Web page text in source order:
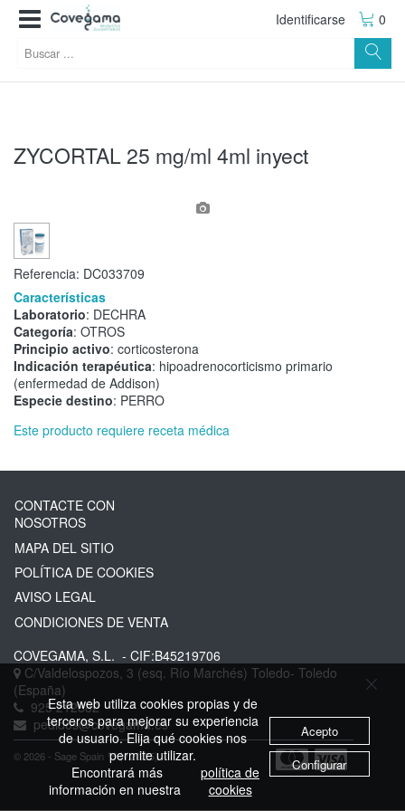
Identificarse 0
ZYCORTAL 25 mg/ml 4ml inyect
Referencia: DC033709
Características
Laboratorio: DECHRA
Categoría: OTROS
Principio activo: corticosterona
Indicación terapéutica: hipoadrenocorticismo primario
(enfermedad de Addison)
Especie destino: PERRO
Este producto requiere receta médica
CONTACTE CON
NOSOTROS
MAPA DEL SITIO
POLÍTICA DE COOKIES
AVISO LEGAL
CONDICIONES DE VENTA
COVEGAMA, S.L. - CIF:B45219706
C/Valdelospozos, 3 (esq. Río Marchés) Toledo- Toledo
(España)
925 212882
pedidos@covegama.es
© 2026 - Sage Spain ™ (v.20.25)
Esta web utiliza cookies propias y de
terceros para mejorar su experiencia
de usuario. Elija qué cookies nos
permite utilizar.
Encontrará más
información en nuestra
política de
cookies
Acepto
Configurar